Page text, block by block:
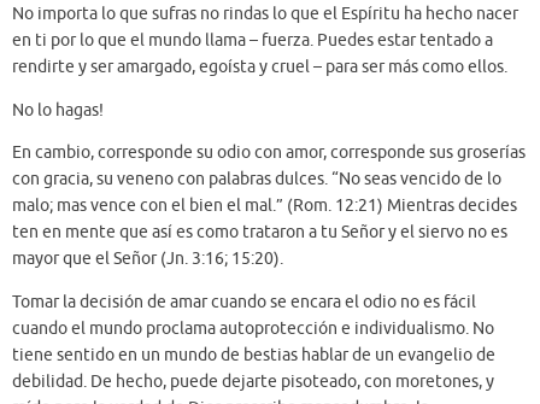
No importa lo que sufras no rindas lo que el Espíritu ha hecho nacer
en ti por lo que el mundo llama – fuerza. Puedes estar tentado a
rendirte y ser amargado, egoísta y cruel – para ser más como ellos.
No lo hagas!
En cambio, corresponde su odio con amor, corresponde sus groserías
con gracia, su veneno con palabras dulces. “No seas vencido de lo
malo; mas vence con el bien el mal.” (Rom. 12:21) Mientras decides
ten en mente que así es como trataron a tu Señor y el siervo no es
mayor que el Señor (Jn. 3:16; 15:20).
Tomar la decisión de amar cuando se encara el odio no es fácil
cuando el mundo proclama autoprotección e individualismo. No
tiene sentido en un mundo de bestias hablar de un evangelio de
debilidad. De hecho, puede dejarte pisoteado, con moretones, y